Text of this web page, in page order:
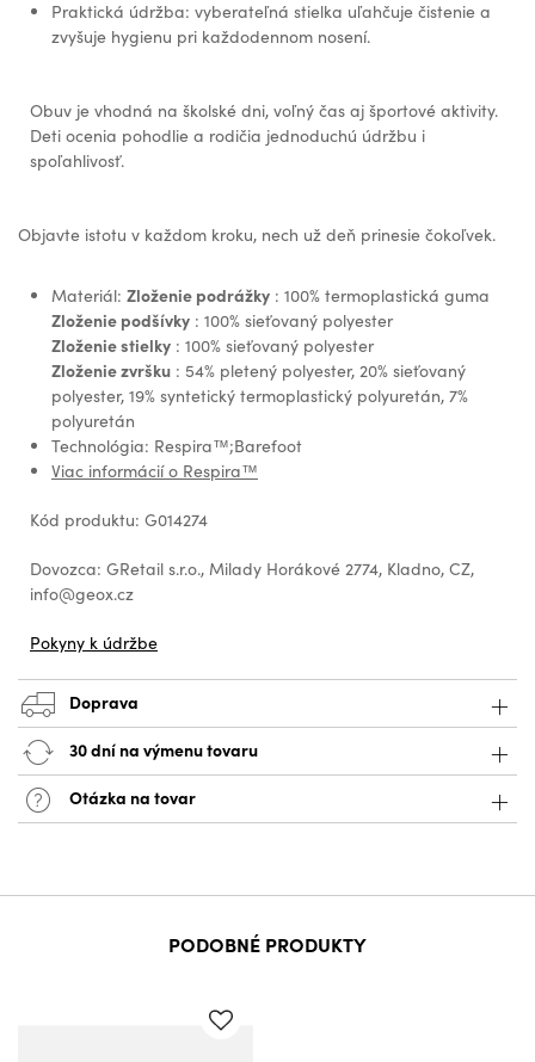
Praktická údržba: vyberateľná stielka uľahčuje čistenie a
zvyšuje hygienu pri každodennom nosení.
Obuv je vhodná na školské dni, voľný čas aj športové aktivity.
Deti ocenia pohodlie a rodičia jednoduchú údržbu i
spoľahlivosť.
Objavte istotu v každom kroku, nech už deň prinesie čokoľvek.
Materiál: Zloženie podrážky : 100% termoplastická guma
Zloženie podšívky : 100% sieťovaný polyester
Zloženie stielky : 100% sieťovaný polyester
Zloženie zvršku : 54% pletený polyester, 20% sieťovaný
polyester, 19% syntetický termoplastický polyuretán, 7%
polyuretán
Technológia: Respira™;Barefoot
Viac informácií o Respira™
Kód produktu: G014274
Dovozca: GRetail s.r.o., Milady Horákové 2774, Kladno, CZ,
info@geox.cz
Pokyny k údržbe
Doprava
30 dní na výmenu tovaru
Otázka na tovar
PODOBNÉ PRODUKTY